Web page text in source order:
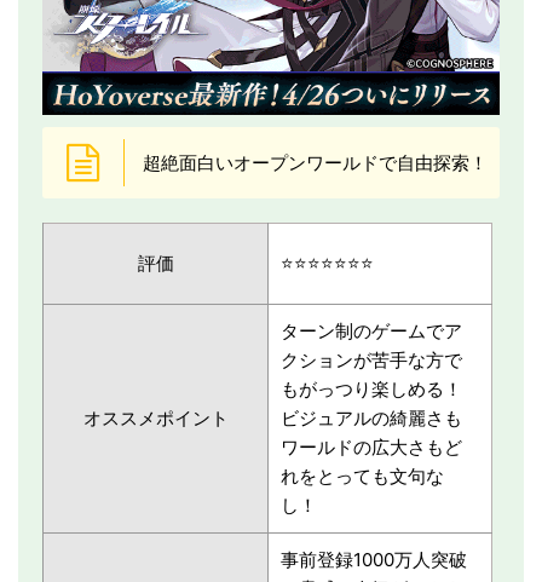
超絶面白いオープンワールドで自由探索！
評価 ⭐️⭐️⭐️⭐️⭐️⭐️⭐️
オススメポイント
ターン制のゲームでア
クションが苦手な方で
もがっつり楽しめる！
ビジュアルの綺麗さも
ワールドの広大さもど
れをとっても文句な
し！
事前登録1000万人突破